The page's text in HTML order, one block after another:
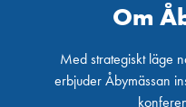
Om
Med strategiskt läge
erbjuder Åbymässan